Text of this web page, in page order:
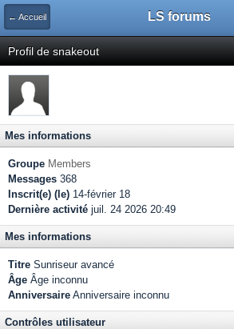
← Accueil LS forums
Profil de snakeout
Mes informations
Groupe Members
Messages 368
Inscrit(e) (le) 14-février 18
Dernière activité juil. 24 2026 20:49
Mes informations
Titre Sunriseur avancé
Âge Âge inconnu
Anniversaire Anniversaire inconnu
Contrôles utilisateur